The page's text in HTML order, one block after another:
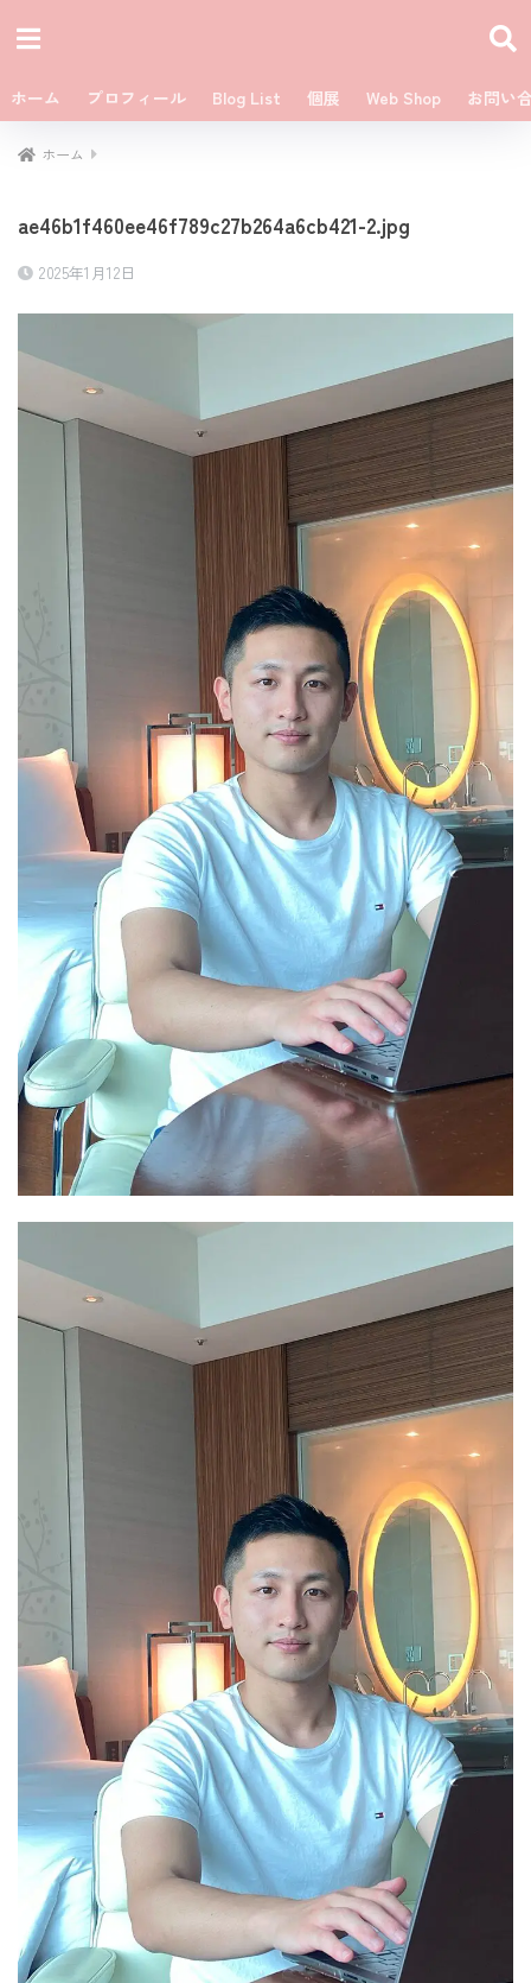
ホーム プロフィール Blog List 個展 Web Shop お問い
ホーム
ae46b1f460ee46f789c27b264a6cb421-2.jpg
2025年1月12日